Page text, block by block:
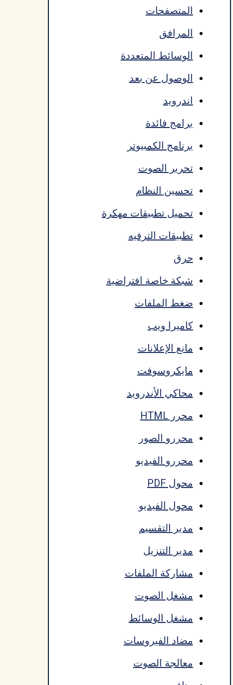
المتصفحات
المرافق
الوسائط المتعددة
الوصول عن بعد
اندرويد
برامج فائدة
برنامج الكمبيوتر
تحرير الصوت
تحسين النظام
تحميل تطبيقات مهكرة
تطبيقات الترفيه
حرق
شبكة خاصة افتراضية
ضغط الملفات
كاميرا ويب
مانع الإعلانات
مايكروسوفت
محاكي الأندرويد
محرر HTML
محررو الصور
محررو الفيديو
محول PDF
محول الفيديو
مدير التقسيم
مدير التنزيل
مشاركة الملفات
مشغل الصوت
مشغل الوسائط
مضاد الفيروسات
معالجة الصوت